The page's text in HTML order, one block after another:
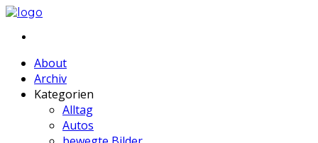
About
Archiv
Kategorien
Alltag
Autos